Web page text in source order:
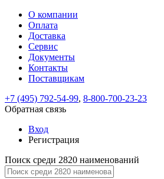
ВходРегистрация
Только
test@example.com
отправлена
по
ней
для
регистрации.
Ок
Только
Восстановление
пароля
Заполните
форму.
Мы
отправим
ссылку
на
указанный
электронный
На
вашу
test@test.ru
отправлена
ссылка.
Перейдите
по
Введите
новый
пароль
Пароль
успешно
Войти
Обратная
связь
Сообщение
Ваше
сообщение
успешно
О компании
Оплата
Доставка
Сервис
Документы
Контакты
Поставщикам
+7 (495) 792-54-99, 8-800-700-23-23
Обратная связь
Вход
Регистрация
Поиск среди 2820 наименований